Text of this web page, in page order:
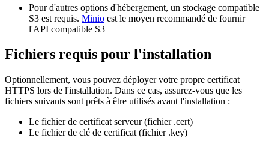
Pour d'autres options d'hébergement, un stockage compatible
S3 est requis. Minio est le moyen recommandé de fournir
l'API compatible S3
Fichiers requis pour l'installation
Optionnellement, vous pouvez déployer votre propre certificat
HTTPS lors de l'installation. Dans ce cas, assurez-vous que les
fichiers suivants sont prêts à être utilisés avant l'installation :
Le fichier de certificat serveur (fichier .cert)
Le fichier de clé de certificat (fichier .key)